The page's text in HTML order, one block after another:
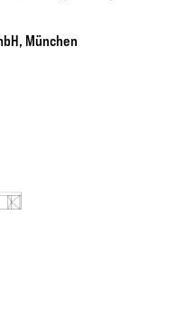
München